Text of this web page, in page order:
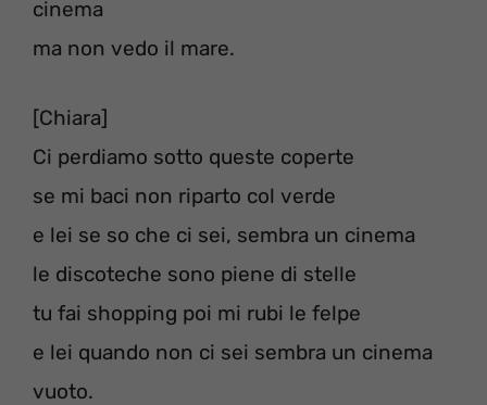
cinema
ma non vedo il mare.
[Chiara]
Ci perdiamo sotto queste coperte
se mi baci non riparto col verde
e lei se so che ci sei, sembra un cinema
le discoteche sono piene di stelle
tu fai shopping poi mi rubi le felpe
e lei quando non ci sei sembra un cinema
vuoto.